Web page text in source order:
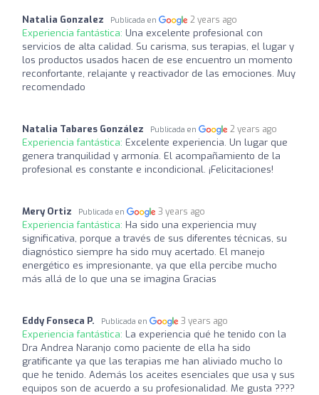
Natalia Gonzalez Publicada en 2 years ago
Experiencia fantástica: Una excelente profesional con
servicios de alta calidad. Su carisma, sus terapias, el lugar y
los productos usados hacen de ese encuentro un momento
reconfortante, relajante y reactivador de las emociones. Muy
recomendado
Natalia Tabares González Publicada en 2 years ago
Experiencia fantástica: Excelente experiencia. Un lugar que
genera tranquilidad y armonía. El acompañamiento de la
profesional es constante e incondicional. ¡Felicitaciones!
Mery Ortiz Publicada en 3 years ago
Experiencia fantástica: Ha sido una experiencia muy
significativa, porque a través de sus diferentes técnicas, su
diagnóstico siempre ha sido muy acertado. El manejo
energético es impresionante, ya que ella percibe mucho
más allá de lo que una se imagina Gracias
Eddy Fonseca P. Publicada en 3 years ago
Experiencia fantástica: La experiencia qué he tenido con la
Dra Andrea Naranjo como paciente de ella ha sido
gratificante ya que las terapias me han aliviado mucho lo
que he tenido. Además los aceites esenciales que usa y sus
equipos son de acuerdo a su profesionalidad. Me gusta ????